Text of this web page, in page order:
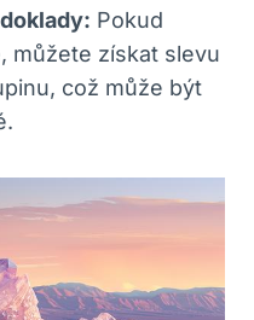
Pokud
můžete získat slevu
což může být